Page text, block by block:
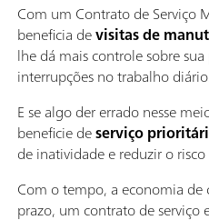
Com um Contrato de Serviço
beneficia devisitas de
lhe dá mais controle sobre
interrupções no trabalho
E se algo der errado nesse
beneficie deserviço
de inatividade e reduzir o risco
Com o tempo, a economia
prazo, um contrato de